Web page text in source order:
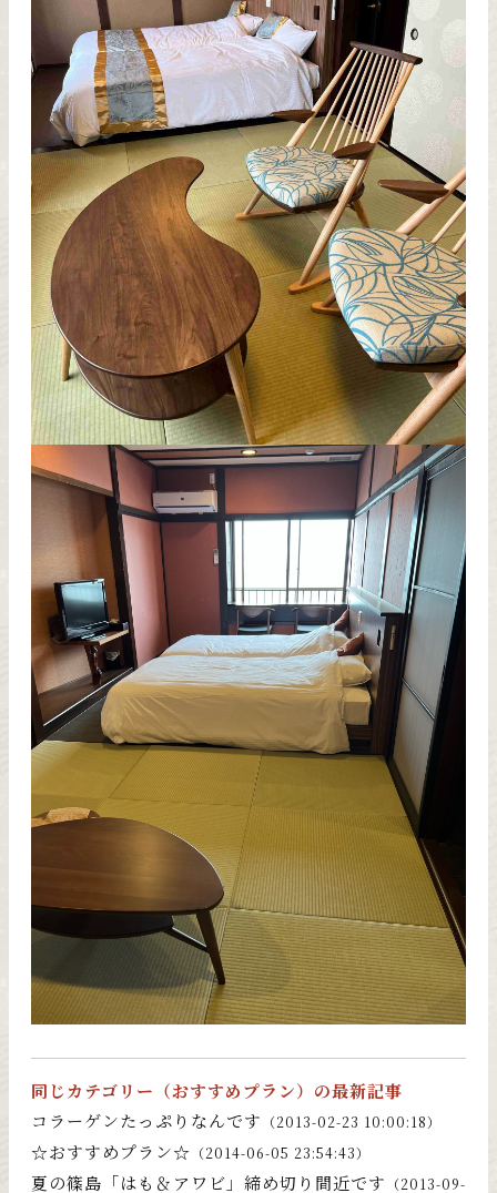
同じカテゴリー（おすすめプラン）の最新記事
コラーゲンたっぷりなんです （2013-02-23 10:00:18）
☆おすすめプラン☆ （2014-06-05 23:54:43）
夏の篠島「はも＆アワビ」締め切り間近です （2013-09-